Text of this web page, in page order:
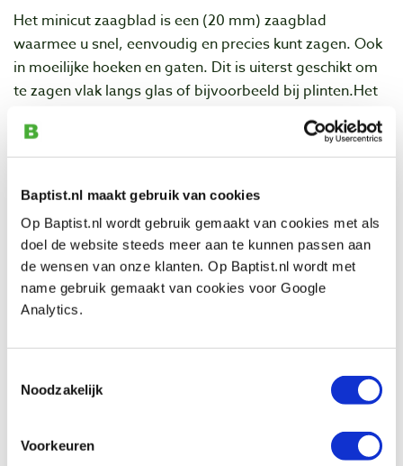
Baptist.nl maakt gebruik van cookies
Op Baptist.nl wordt gebruik gemaakt van cookies met als
doel de website steeds meer aan te kunnen passen aan
de wensen van onze klanten. Op Baptist.nl wordt met
name gebruik gemaakt van cookies voor Google
Analytics.
Noodzakelijk
Voorkeuren
Het minicut zaagblad is een (20 mm) zaagblad
waarmee u snel, eenvoudig en precies kunt zagen. Ook
in moeilijke hoeken en gaten. Dit is uiterst geschikt om
te zagen vlak langs glas of bijvoorbeeld bij plinten.Het
zaagblad is geschikt voor het zagen in hout en andere
zachte materialen.
Specifications
Breedte:20 mm
Maximale insteekdiepte: 30 mm
Aantal:2 stuks
Reviews